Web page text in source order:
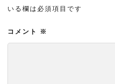
いる欄は必須項目です
コメント ※